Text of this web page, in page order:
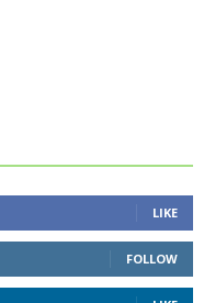
LIKE
FOLLOW